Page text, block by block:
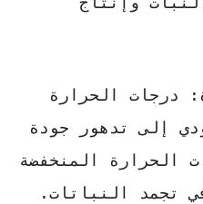
درجات الحرارة
إلى تدهور جودة
الحرارة المنخفضة
تجمد النباتات.